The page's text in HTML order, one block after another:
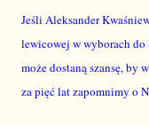
Jeśli Aleksander
lewicowej w wyborach
może dostaną szansę, by
za pięć lat zapomnimy o